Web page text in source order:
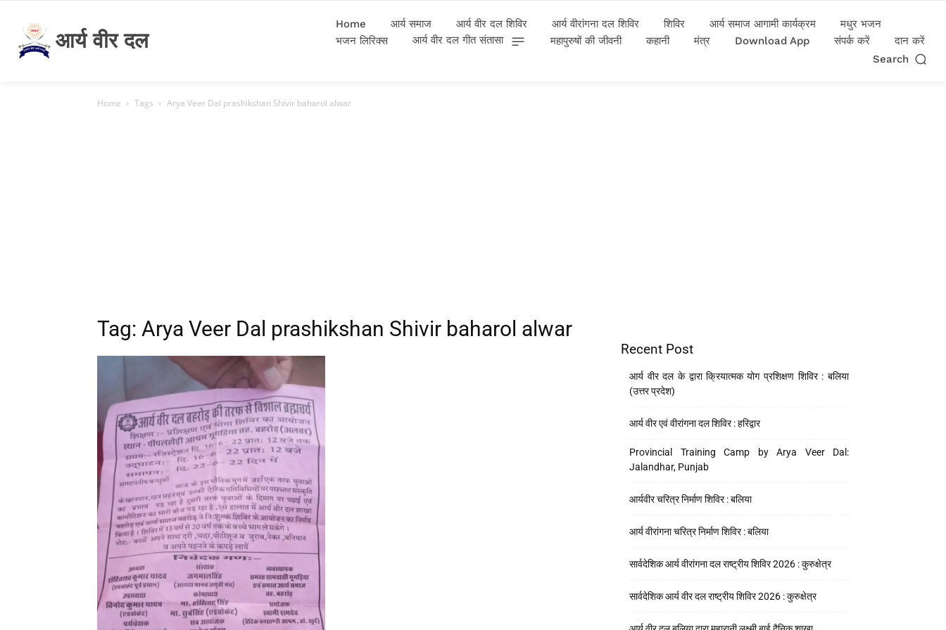
आर्य वीर दल
Home आर्य समाज आर्य वीर दल शिविर आर्य वीरांगना दल शिविर शिविर आर्य समाज आगामी कार्यक्रम
मधुर भजन
भजन लिरिक्स
आर्य वीर दल गीत संतासा महापुरुषों की जीवनी कहानी मंत्र Download App संपर्क करें
दान करें
Search
Home Tags Arya Veer Dal prashikshan Shivir baharol alwar
Tag: Arya Veer Dal prashikshan Shivir baharol alwar
Recent Post
आर्य वीर दल के द्वारा क्रियात्मक योग प्रशिक्षण शिविर : बलिया
(उत्तर प्रदेश)
आर्य वीर एवं वीरांगना दल शिविर : हरिद्वार
Provincial Training Camp by Arya Veer Dal:
Jalandhar, Punjab
आर्यवीर चरित्र निर्माण शिविर : बलिया
आर्य वीरांगना चरित्र निर्माण शिविर : बलिया
सार्वदेशिक आर्य वीरांगना दल राष्ट्रीय शिविर 2026 : कुरुक्षेत्र
सार्वदेशिक आर्य वीर दल राष्ट्रीय शिविर 2026 : कुरुक्षेत्र